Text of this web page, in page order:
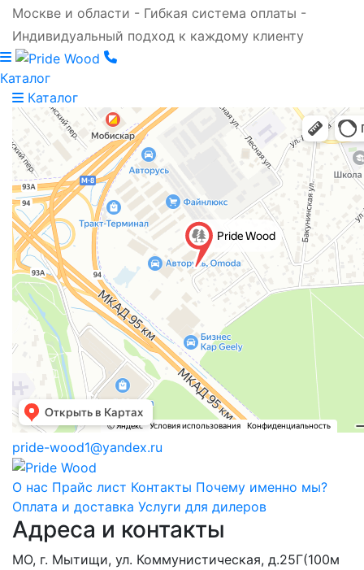
Москве и области - Гибкая система оплаты -
Индивидуальный подход к каждому клиенту
Каталог
Каталог
pride-wood1@yandex.ru
О нас Прайс лист Контакты Почему именно мы?
Оплата и доставка Услуги для дилеров
Адреса и контакты
МО, г. Мытищи, ул. Коммунистическая, д.25Г(100м